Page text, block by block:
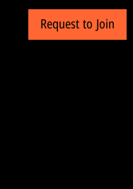
Request to Join